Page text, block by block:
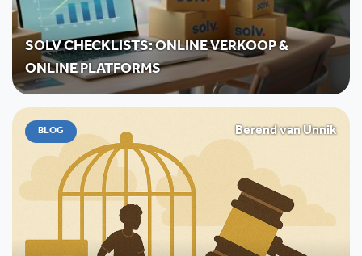
SOLV CHECKLISTS: ONLINE VERKOOP &
ONLINE PLATFORMS
BLOG Berend van Unnik